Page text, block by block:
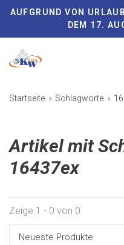
AUFGRUND VON
DEM 17.
Startseite Schlagworte
Artikel mit
16437ex
Zeige 1 - 0 von 0
Neueste Produkte